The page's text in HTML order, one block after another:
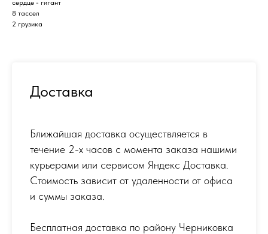
сердце - гигант
8 тассел
2 грузика
Доставка
Ближайшая доставка осуществляется в
течение 2-х часов с момента заказа нашими
курьерами или сервисом Яндекс Доставка.
Стоимость зависит от удаленности от офиса
и суммы заказа.
Бесплатная доставка по району Черниковка